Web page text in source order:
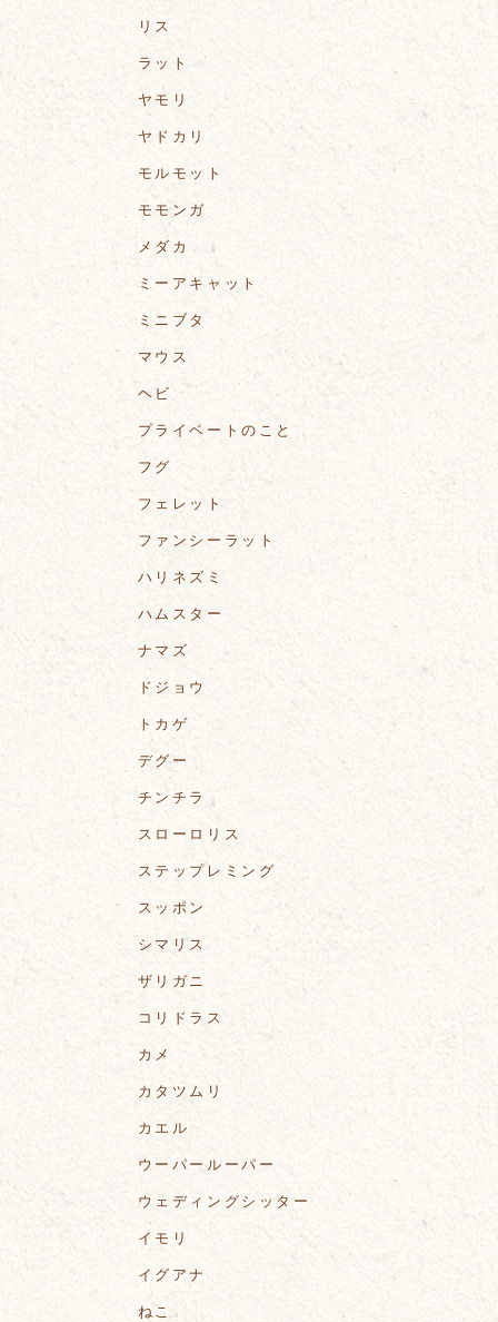
リス
ラット
ヤモリ
ヤドカリ
モルモット
モモンガ
メダカ
ミーアキャット
ミニブタ
マウス
ヘビ
プライベートのこと
フグ
フェレット
ファンシーラット
ハリネズミ
ハムスター
ナマズ
ドジョウ
トカゲ
デグー
チンチラ
スローロリス
ステップレミング
スッポン
シマリス
ザリガニ
コリドラス
カメ
カタツムリ
カエル
ウーパールーパー
ウェディングシッター
イモリ
イグアナ
ねこ